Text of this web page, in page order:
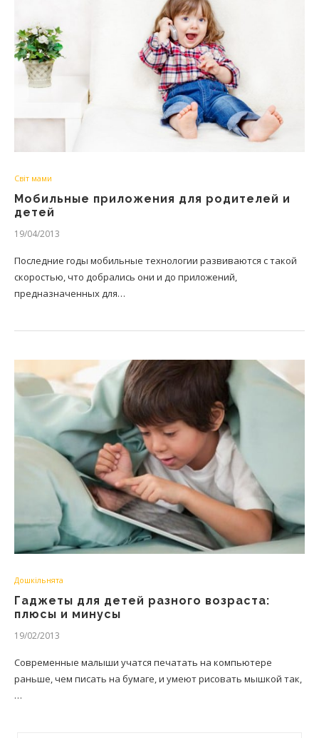
Світ мами
Мобильные приложения для родителей и
детей
19/04/2013
Последние годы мобильные технологии развиваются с такой
скоростью, что добрались они и до приложений,
предназначенных для…
Дошкільнята
Гаджеты для детей разного возраста:
плюсы и минусы
19/02/2013
Современные малыши учатся печатать на компьютере
раньше, чем писать на бумаге, и умеют рисовать мышкой так,
…